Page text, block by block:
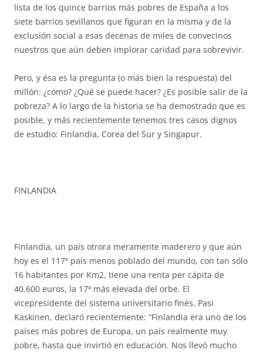
lista de los quince barrios más pobres de España a los
siete barrios sevillanos que figuran en la misma y de la
exclusión social a esas decenas de miles de convecinos
nuestros que aún deben implorar caridad para sobrevivir.
Pero, y ésa es la pregunta (o más bien la respuesta) del
millón: ¿cómo? ¿Qué se puede hacer? ¿Es posible salir de la
pobreza? A lo largo de la historia se ha demostrado que es
posible, y más recientemente tenemos tres casos dignos
de estudio: Finlandia, Corea del Sur y Singapur.
FINLANDIA
Finlandia, un país otrora meramente maderero y que aún
hoy es el 117º país menos poblado del mundo, con tan sólo
16 habitantes por Km2, tiene una renta per cápita de
40.600 euros, la 17ª más elevada del orbe. El
vicepresidente del sistema universitario finés, Pasi
Kaskinen, declaró recientemente: “Finlandia era uno de los
países más pobres de Europa, un país realmente muy
pobre, hasta que invirtió en educación. Nos llevó mucho